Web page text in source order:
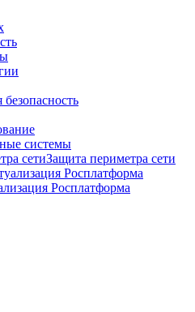
системы
Защита периметра сети
Росплатформа